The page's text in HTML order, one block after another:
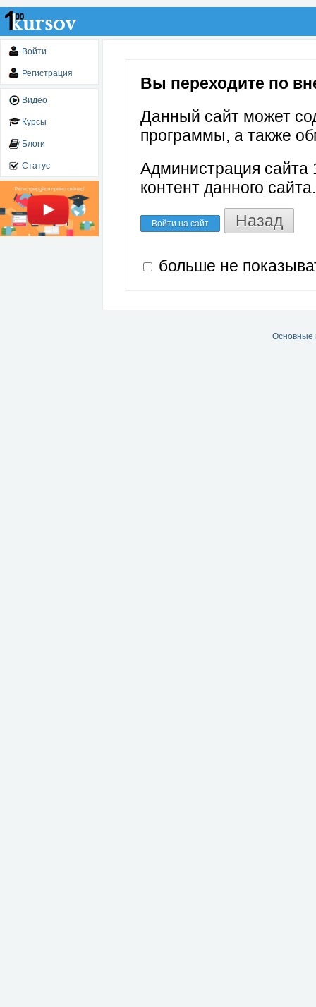
Войти
Регистрация
Видео
Курсы
Блоги
Статус
Вы переходите по
Данный сайт может
программы, а также
Администрация сайта
контент данного сайта.
Войти на сайт Назад
больше не
Основные